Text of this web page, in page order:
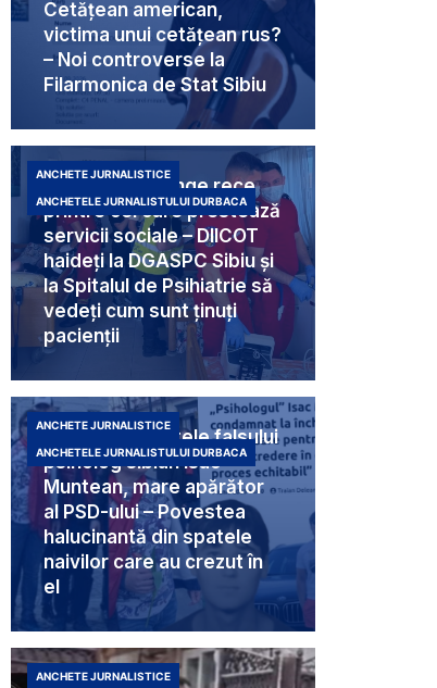
Cetățean american,
victima unui cetățean rus?
– Noi controverse la
Filarmonica de Stat Sibiu
Criminali cu sânge rece
printre cei care prestează
servicii sociale – DIICOT
haideți la DGASPC Sibiu și
la Spitalul de Psihiatrie să
vedeți cum sunt ținuți
pacienții
ANCHETE JURNALISTICE
ANCHETELE JURNALISTULUI DURBACA
Umbra din spatele falsului
psiholog sibian Isac
Muntean, mare apărător
al PSD-ului – Povestea
halucinantă din spatele
naivilor care au crezut în
el
ANCHETE JURNALISTICE
ANCHETELE JURNALISTULUI DURBACA
ANCHETE JURNALISTICE